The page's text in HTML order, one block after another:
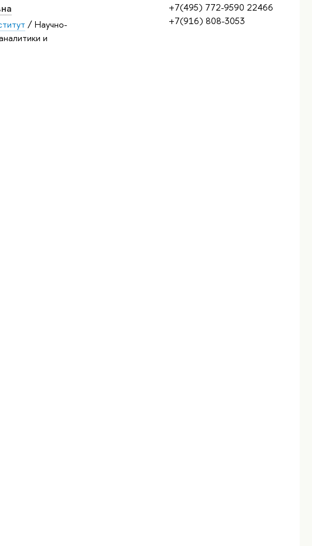
+7(495) 772-9590 22466
+7(916) 808-3053
/ Научно-
и